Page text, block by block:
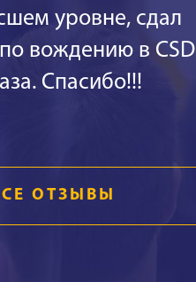
уровне, сдал
вождению в
Спасибо!!!
ОТЗЫВЫ